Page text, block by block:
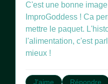
C'est une bonne
ImproGoddess ! Ca
mettre le paquet.
l'alimentation, c'est
mieux !
J'aime Répondre